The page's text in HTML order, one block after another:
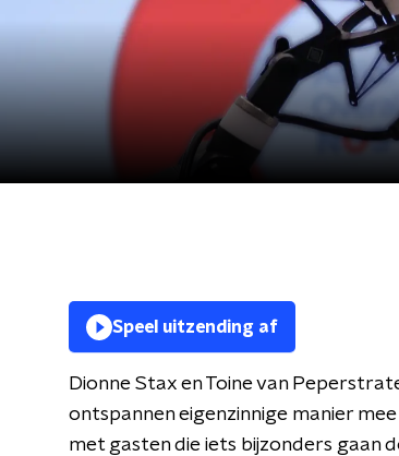
Speel uitzending af
Dionne Stax en Toine van
ontspannen eigenzinnige manier
met gasten die iets bijzonders gaan